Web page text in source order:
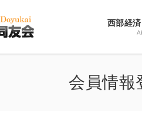
西部経
会員情報